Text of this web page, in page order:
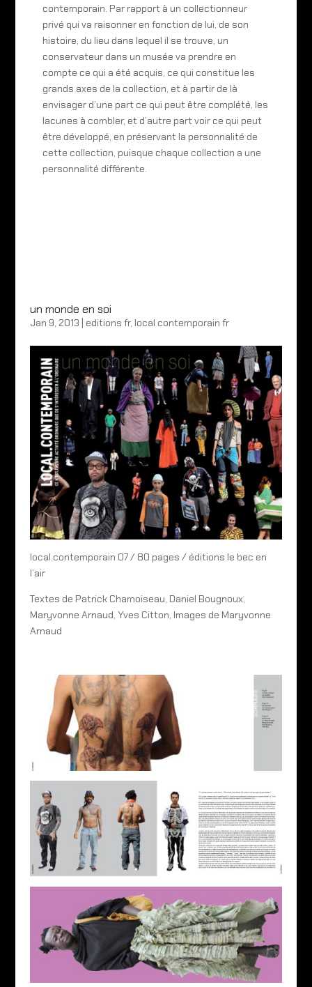
contemporain. Par rapport à un collectionneur
privé qui va raisonner en fonction de lui, de son
histoire, du lieu dans lequel il se trouve, un
conservateur dans un musée va prendre en
compte ce qui a été acquis, ce qui constitue les
grands axes de la collection, et à partir de là
envisager d’une part ce qui peut être complété, les
lacunes à combler, et d’autre part voir ce qui peut
être développé, en préservant la personnalité de
cette collection, puisque chaque collection a une
personnalité différente.
un monde en soi
Jan 9, 2013 editions fr, local contemporain fr
local.contemporain 07 / 80 pages / éditions le bec en
l’air
Textes de Patrick Chamoiseau, Daniel Bougnoux,
Maryvonne Arnaud, Yves Citton, Images de Maryvonne
Arnaud